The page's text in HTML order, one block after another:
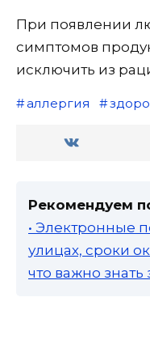
При появлении
симптомов
исключить из
аллергия
Рекомендуем
• Электронные
улицах, сроки
что важно знать